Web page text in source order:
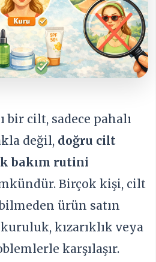
bir cilt, sadece pahalı
değil, doğru cilt
bakım rutini
Birçok kişi, cilt
ürün satın
kızarıklık veya
karşılaşır.